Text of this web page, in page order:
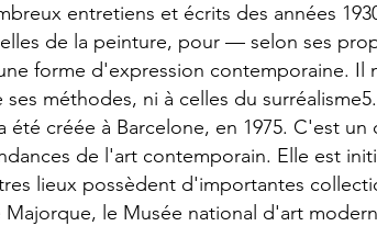
entretiens et écrits des années
de la peinture, pour — selon ses
forme d'expression contemporaine. Il
méthodes, ni à celles du surréalisme5.
créée à Barcelone, en 1975. C'est
de l'art contemporain. Elle est
lieux possèdent d'importantes
le Musée national d'art